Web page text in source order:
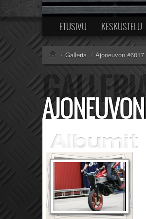
ETUSIVU KESKUSTELU
/ Galleria / Ajoneuvon